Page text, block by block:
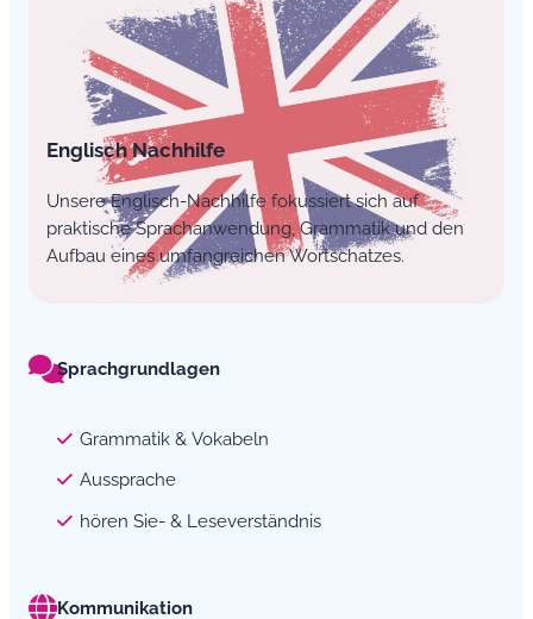
Englisch Nachhilfe
Unsere Englisch-Nachhilfe fokussiert sich auf
praktische Sprachanwendung, Grammatik und den
Aufbau eines umfangreichen Wortschatzes.
Sprachgrundlagen
Grammatik & Vokabeln
Aussprache
hören Sie- & Leseverständnis
Kommunikation